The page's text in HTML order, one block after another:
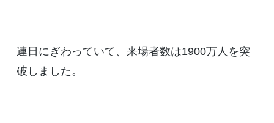
連日にぎわっていて、来場者数は1900万人を突
破しました。